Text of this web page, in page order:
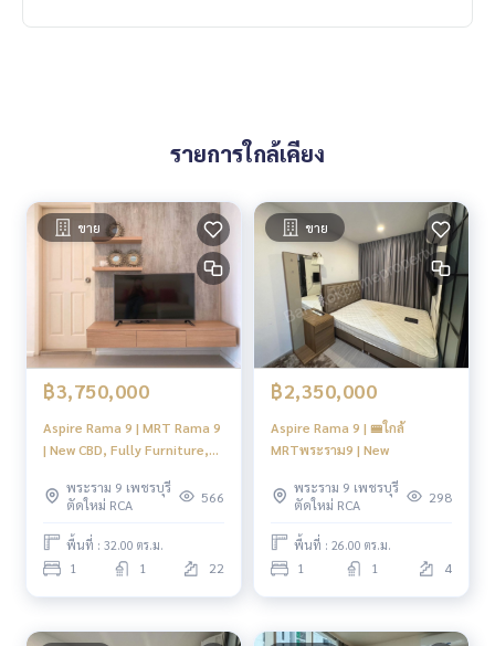
รายการใกล้เคียง
ขาย
฿3,750,000
Aspire Rama 9 | MRT Rama 9
| New CBD, Fully Furniture,
พระราม 9 เพชรบุรี
ตัดใหม่ RCA
566
พื้นที่ : 32.00 ตร.ม.
1 1 22
ขาย
฿2,350,000
Aspire Rama 9 | 🚝ใกล้
MRTพระราม9 | New
พระราม 9 เพชรบุรี
ตัดใหม่ RCA
298
พื้นที่ : 26.00 ตร.ม.
1 1 4